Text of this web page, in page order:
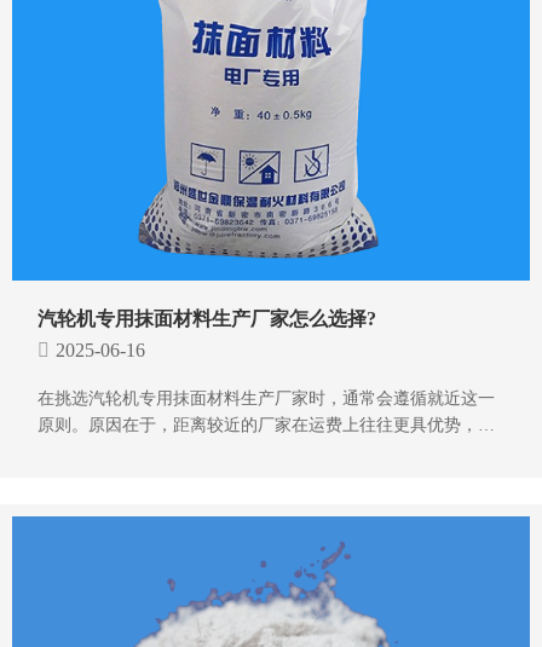
汽轮机专用抹面材料生产厂家怎么选择?
2025-06-16
在挑选汽轮机专用抹面材料生产厂家时，通常会遵循就近这一
原则。原因在于，距离较近的厂家在运费上往往更具优势，而